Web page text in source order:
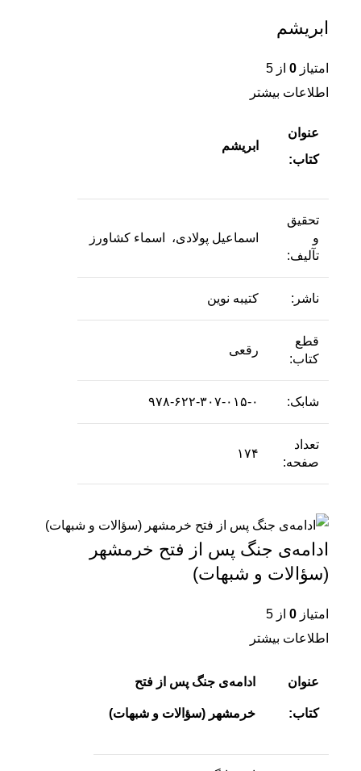
ابریشم
امتیاز 0 از 5
اطلاعات بیشتر
عنوان
کتاب:
ابریشم
تحقیق
و
تآلیف:
اسماعیل پولادی، اسماء کشاورز
ناشر: کتیبه نوین
قطع
کتاب:
رقعی
شابک: ۹۷۸-۶۲۲-۳۰۷-۰۱۵-۰
تعداد
صفحه:
۱۷۴
ادامه‌ی جنگ پس از فتح خرمشهر
(سؤالات و شبهات)
امتیاز 0 از 5
اطلاعات بیشتر
عنوان
کتاب:
ادامه‌ی جنگ پس از فتح
خرمشهر (سؤالات و شبهات)